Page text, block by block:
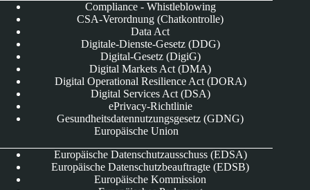
Compliance - Whistleblowing
CSA-Verordnung (Chatkontrolle)
Data Act
Digitale-Dienste-Gesetz (DDG)
Digital-Gesetz (DigiG)
Digital Markets Act (DMA)
Digital Operational Resilience Act (DORA)
Digital Services Act (DSA)
ePrivacy-Richtlinie
Gesundheitsdatennutzungsgesetz (GDNG)
Europäische Union
Europäische Datenschutzausschuss (EDSA)
Europäische Datenschutzbeauftragte (EDSB)
Europäische Kommission